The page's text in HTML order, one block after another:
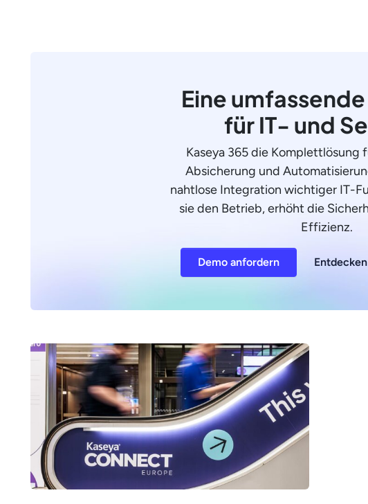
Eine
für IT- und
Kaseya 365 die Komplettlösung
Absicherung und
nahtlose Integration wichtiger IT-
sie den Betrieb, erhöht die
Effizienz.
Demo anfordern